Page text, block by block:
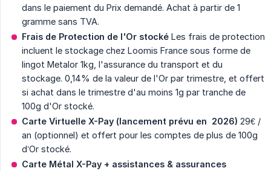
dans le paiement du Prix demandé. Achat à partir de 1
gramme sans TVA.
Frais de Protection de l'Or stocké Les frais de protection
incluent le stockage chez Loomis France sous forme de
lingot Metalor 1kg, l'assurance du transport et du
stockage. 0,14% de la valeur de l'Or par trimestre, et offert
si achat dans le trimestre d'au moins 1g par tranche de
100g d'Or stocké.
Carte Virtuelle X-Pay (lancement prévu en  2026) 29€ /
an (optionnel) et offert pour les comptes de plus de 100g
d’Or stocké.
Carte Métal X-Pay + assistances & assurances